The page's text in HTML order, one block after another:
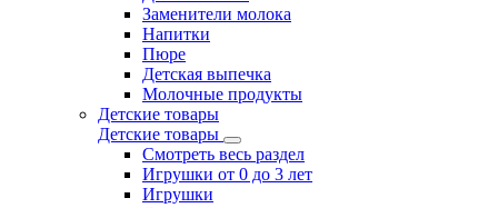
Заменители молока
Напитки
Пюре
Детская выпечка
Молочные продукты
Детские товары
Детские товары
Смотреть весь раздел
Игрушки от 0 до 3 лет
Игрушки